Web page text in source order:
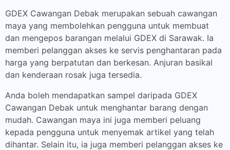
GDEX Cawangan Debak merupakan sebuah cawangan
maya yang membolehkan pengguna untuk membuat
dan mengepos barangan melalui GDEX di Sarawak. Ia
memberi pelanggan akses ke servis penghantaran pada
harga yang berpatutan dan berkesan. Anjuran basikal
dan kenderaan rosak juga tersedia.
Anda boleh mendapatkan sampel daripada GDEX
Cawangan Debak untuk menghantar barang dengan
mudah. Cawangan maya ini juga memberi peluang
kepada pengguna untuk menyemak artikel yang telah
dihantar. Selain itu, ia juga memberi pelanggan akses ke